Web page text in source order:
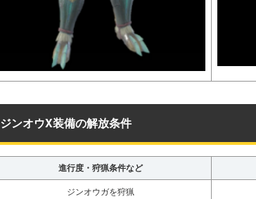
ジンオウX装備の解放条件
進行度・狩猟条件など
ジンオウガを狩猟